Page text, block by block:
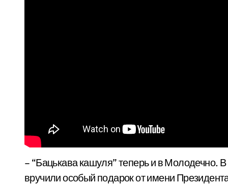
– “Бацькава кашуля” теперь и в Молодечно. В нашем городе маме третьего малыша впервые
вручили особый подарок от имени